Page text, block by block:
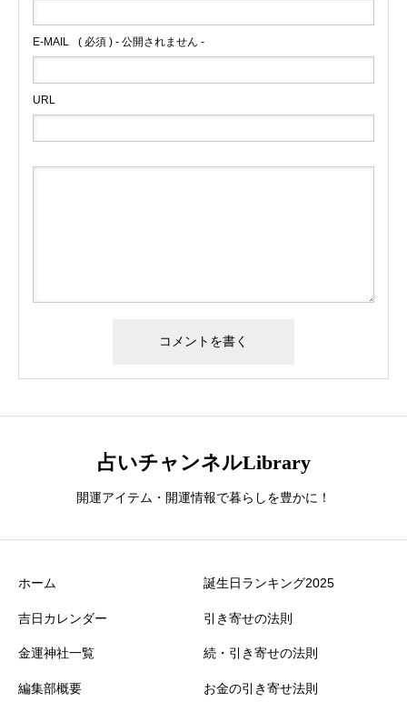
E-MAIL ( 必須 ) - 公開されません -
URL
占いチャンネルLibrary
開運アイテム・開運情報で暮らしを豊かに！
ホーム
吉日カレンダー
金運神社一覧
編集部概要
誕生日ランキング2025
引き寄せの法則
続・引き寄せの法則
お金の引き寄せ法則